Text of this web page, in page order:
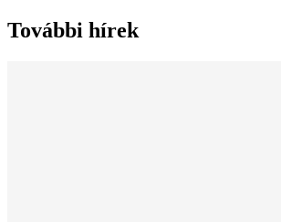
További hírek